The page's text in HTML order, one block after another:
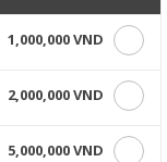
1,000,000 VND
2,000,000 VND
5,000,000 VND